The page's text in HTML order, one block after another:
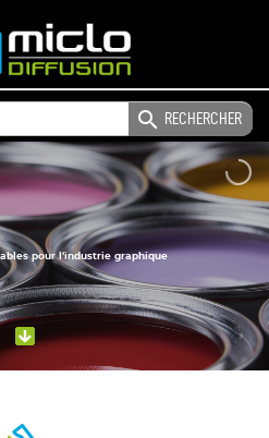
 RECHERCHER
l’industrie graphique